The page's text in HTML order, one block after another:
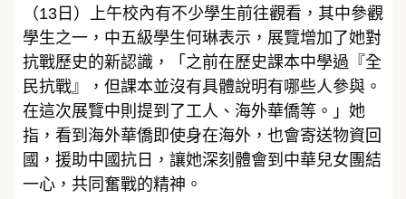
（13日）上午校內有不少學生前往觀看，其中參觀
學生之一，中五級學生何琳表示，展覽增加了她對
抗戰歷史的新認識，「之前在歷史課本中學過『全
民抗戰』，但課本並沒有具體說明有哪些人參與。
在這次展覽中則提到了工人、海外華僑等。」她
指，看到海外華僑即使身在海外，也會寄送物資回
國，援助中國抗日，讓她深刻體會到中華兒女團結
一心，共同奮戰的精神。